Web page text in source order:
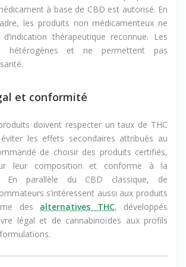
certaines formes rares d’épilepsie en
à base de CBD est autorisé. En
les produits non médicamenteux ne
thérapeutique reconnue. Les
hétérogènes et ne permettent pas
doivent respecter un taux de THC
les effets secondaires attribués au
de choisir des produits certifiés,
leur composition et conforme à la
En parallèle du CBD classique, de
s’intéressent aussi aux produits
desalternatives THC, développés
légal et de cannabinoïdes aux profils